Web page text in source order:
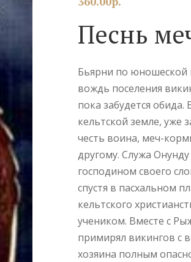
Песнь
Бьярни по юношеской
вождь поселения
пока забудется обида.
кельтской земле, уже
честь воина, меч-
другому. Служа
господином своего
спустя в пасхальном
кельтского
учеником. Вместе с
примирял викингов с
хозяина полным